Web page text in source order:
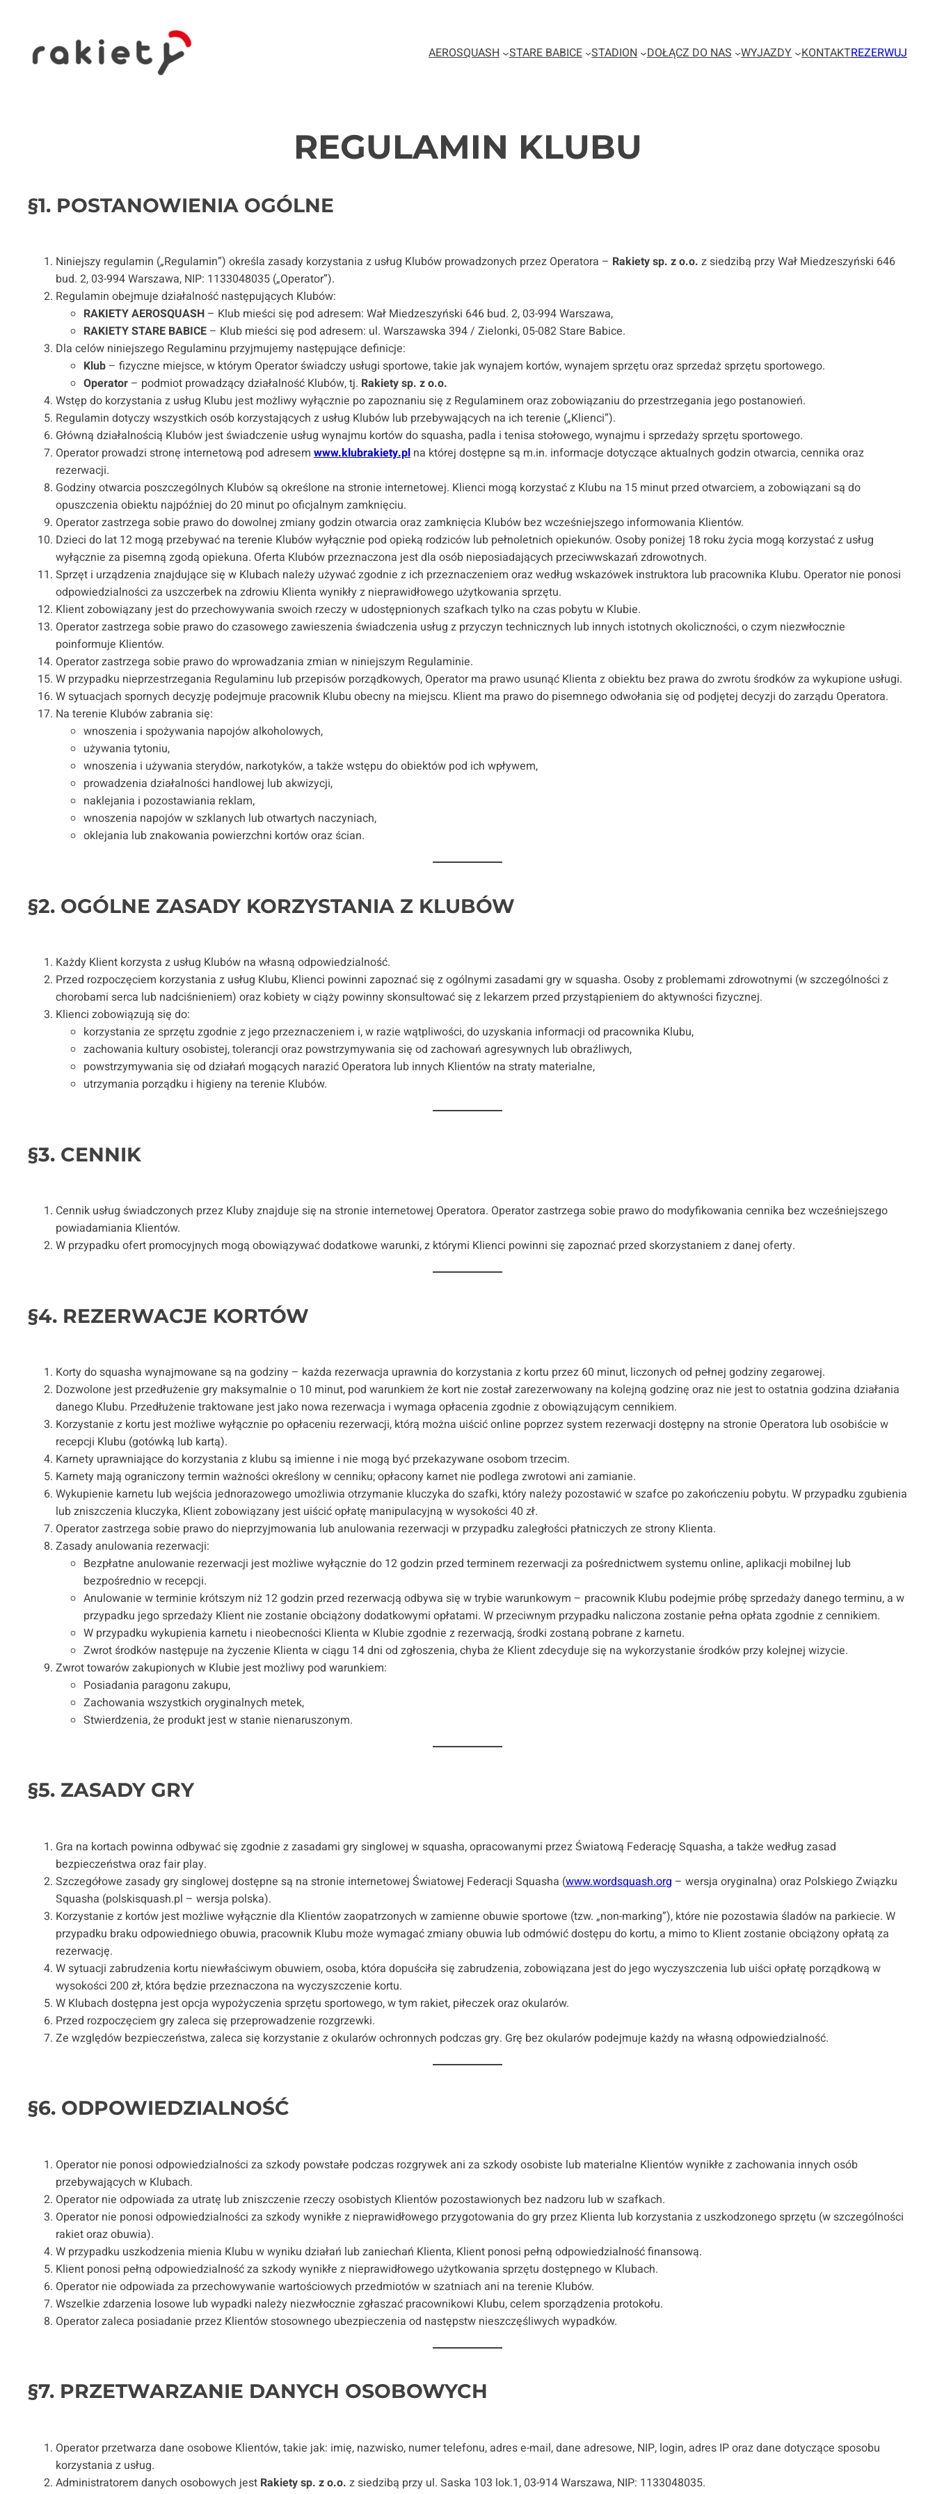
AEROSQUASH STARE BABICE STADION DOŁĄCZ DO NAS WYJAZDY KONTAKTREZERWUJ
REGULAMIN KLUBU
§1. POSTANOWIENIA OGÓLNE
Niniejszy regulamin („Regulamin”) określa zasady korzystania z usług Klubów prowadzonych przez Operatora – Rakiety sp. z o.o. z siedzibą przy Wał Miedzeszyński 646
bud. 2, 03-994 Warszawa, NIP: 1133048035 („Operator”).
Regulamin obejmuje działalność następujących Klubów:
RAKIETY AEROSQUASH – Klub mieści się pod adresem: Wał Miedzeszyński 646 bud. 2, 03-994 Warszawa,
RAKIETY STARE BABICE – Klub mieści się pod adresem: ul. Warszawska 394 / Zielonki, 05-082 Stare Babice.
Dla celów niniejszego Regulaminu przyjmujemy następujące definicje:
Klub – fizyczne miejsce, w którym Operator świadczy usługi sportowe, takie jak wynajem kortów, wynajem sprzętu oraz sprzedaż sprzętu sportowego.
Operator – podmiot prowadzący działalność Klubów, tj. Rakiety sp. z o.o.
Wstęp do korzystania z usług Klubu jest możliwy wyłącznie po zapoznaniu się z Regulaminem oraz zobowiązaniu do przestrzegania jego postanowień.
Regulamin dotyczy wszystkich osób korzystających z usług Klubów lub przebywających na ich terenie („Klienci”).
Główną działalnością Klubów jest świadczenie usług wynajmu kortów do squasha, padla i tenisa stołowego, wynajmu i sprzedaży sprzętu sportowego.
Operator prowadzi stronę internetową pod adresem www.klubrakiety.pl na której dostępne są m.in. informacje dotyczące aktualnych godzin otwarcia, cennika oraz
rezerwacji.
Godziny otwarcia poszczególnych Klubów są określone na stronie internetowej. Klienci mogą korzystać z Klubu na 15 minut przed otwarciem, a zobowiązani są do
opuszczenia obiektu najpóźniej do 20 minut po oficjalnym zamknięciu.
Operator zastrzega sobie prawo do dowolnej zmiany godzin otwarcia oraz zamknięcia Klubów bez wcześniejszego informowania Klientów.
Dzieci do lat 12 mogą przebywać na terenie Klubów wyłącznie pod opieką rodziców lub pełnoletnich opiekunów. Osoby poniżej 18 roku życia mogą korzystać z usług
wyłącznie za pisemną zgodą opiekuna. Oferta Klubów przeznaczona jest dla osób nieposiadających przeciwwskazań zdrowotnych.
Sprzęt i urządzenia znajdujące się w Klubach należy używać zgodnie z ich przeznaczeniem oraz według wskazówek instruktora lub pracownika Klubu. Operator nie ponosi
odpowiedzialności za uszczerbek na zdrowiu Klienta wynikły z nieprawidłowego użytkowania sprzętu.
Klient zobowiązany jest do przechowywania swoich rzeczy w udostępnionych szafkach tylko na czas pobytu w Klubie.
Operator zastrzega sobie prawo do czasowego zawieszenia świadczenia usług z przyczyn technicznych lub innych istotnych okoliczności, o czym niezwłocznie
poinformuje Klientów.
Operator zastrzega sobie prawo do wprowadzania zmian w niniejszym Regulaminie.
W przypadku nieprzestrzegania Regulaminu lub przepisów porządkowych, Operator ma prawo usunąć Klienta z obiektu bez prawa do zwrotu środków za wykupione usługi.
W sytuacjach spornych decyzję podejmuje pracownik Klubu obecny na miejscu. Klient ma prawo do pisemnego odwołania się od podjętej decyzji do zarządu Operatora.
Na terenie Klubów zabrania się:
wnoszenia i spożywania napojów alkoholowych,
używania tytoniu,
wnoszenia i używania sterydów, narkotyków, a także wstępu do obiektów pod ich wpływem,
prowadzenia działalności handlowej lub akwizycji,
naklejania i pozostawiania reklam,
wnoszenia napojów w szklanych lub otwartych naczyniach,
oklejania lub znakowania powierzchni kortów oraz ścian.
§2. OGÓLNE ZASADY KORZYSTANIA Z KLUBÓW
Każdy Klient korzysta z usług Klubów na własną odpowiedzialność.
Przed rozpoczęciem korzystania z usług Klubu, Klienci powinni zapoznać się z ogólnymi zasadami gry w squasha. Osoby z problemami zdrowotnymi (w szczególności z
chorobami serca lub nadciśnieniem) oraz kobiety w ciąży powinny skonsultować się z lekarzem przed przystąpieniem do aktywności fizycznej.
Klienci zobowiązują się do:
korzystania ze sprzętu zgodnie z jego przeznaczeniem i, w razie wątpliwości, do uzyskania informacji od pracownika Klubu,
zachowania kultury osobistej, tolerancji oraz powstrzymywania się od zachowań agresywnych lub obraźliwych,
powstrzymywania się od działań mogących narazić Operatora lub innych Klientów na straty materialne,
utrzymania porządku i higieny na terenie Klubów.
§3. CENNIK
Cennik usług świadczonych przez Kluby znajduje się na stronie internetowej Operatora. Operator zastrzega sobie prawo do modyfikowania cennika bez wcześniejszego
powiadamiania Klientów.
W przypadku ofert promocyjnych mogą obowiązywać dodatkowe warunki, z którymi Klienci powinni się zapoznać przed skorzystaniem z danej oferty.
§4. REZERWACJE KORTÓW
Korty do squasha wynajmowane są na godziny – każda rezerwacja uprawnia do korzystania z kortu przez 60 minut, liczonych od pełnej godziny zegarowej.
Dozwolone jest przedłużenie gry maksymalnie o 10 minut, pod warunkiem że kort nie został zarezerwowany na kolejną godzinę oraz nie jest to ostatnia godzina działania
danego Klubu. Przedłużenie traktowane jest jako nowa rezerwacja i wymaga opłacenia zgodnie z obowiązującym cennikiem.
Korzystanie z kortu jest możliwe wyłącznie po opłaceniu rezerwacji, którą można uiścić online poprzez system rezerwacji dostępny na stronie Operatora lub osobiście w
recepcji Klubu (gotówką lub kartą).
Karnety uprawniające do korzystania z klubu są imienne i nie mogą być przekazywane osobom trzecim.
Karnety mają ograniczony termin ważności określony w cenniku; opłacony karnet nie podlega zwrotowi ani zamianie.
Wykupienie karnetu lub wejścia jednorazowego umożliwia otrzymanie kluczyka do szafki, który należy pozostawić w szafce po zakończeniu pobytu. W przypadku zgubienia
lub zniszczenia kluczyka, Klient zobowiązany jest uiścić opłatę manipulacyjną w wysokości 40 zł.
Operator zastrzega sobie prawo do nieprzyjmowania lub anulowania rezerwacji w przypadku zaległości płatniczych ze strony Klienta.
Zasady anulowania rezerwacji:
Bezpłatne anulowanie rezerwacji jest możliwe wyłącznie do 12 godzin przed terminem rezerwacji za pośrednictwem systemu online, aplikacji mobilnej lub
bezpośrednio w recepcji.
Anulowanie w terminie krótszym niż 12 godzin przed rezerwacją odbywa się w trybie warunkowym – pracownik Klubu podejmie próbę sprzedaży danego terminu, a w
przypadku jego sprzedaży Klient nie zostanie obciążony dodatkowymi opłatami. W przeciwnym przypadku naliczona zostanie pełna opłata zgodnie z cennikiem.
W przypadku wykupienia karnetu i nieobecności Klienta w Klubie zgodnie z rezerwacją, środki zostaną pobrane z karnetu.
Zwrot środków następuje na życzenie Klienta w ciągu 14 dni od zgłoszenia, chyba że Klient zdecyduje się na wykorzystanie środków przy kolejnej wizycie.
Zwrot towarów zakupionych w Klubie jest możliwy pod warunkiem:
Posiadania paragonu zakupu,
Zachowania wszystkich oryginalnych metek,
Stwierdzenia, że produkt jest w stanie nienaruszonym.
§5. ZASADY GRY
Gra na kortach powinna odbywać się zgodnie z zasadami gry singlowej w squasha, opracowanymi przez Światową Federację Squasha, a także według zasad
bezpieczeństwa oraz fair play.
Szczegółowe zasady gry singlowej dostępne są na stronie internetowej Światowej Federacji Squasha (www.wordsquash.org – wersja oryginalna) oraz Polskiego Związku
Squasha (polskisquash.pl – wersja polska).
Korzystanie z kortów jest możliwe wyłącznie dla Klientów zaopatrzonych w zamienne obuwie sportowe (tzw. „non-marking”), które nie pozostawia śladów na parkiecie. W
przypadku braku odpowiedniego obuwia, pracownik Klubu może wymagać zmiany obuwia lub odmówić dostępu do kortu, a mimo to Klient zostanie obciążony opłatą za
rezerwację.
W sytuacji zabrudzenia kortu niewłaściwym obuwiem, osoba, która dopuściła się zabrudzenia, zobowiązana jest do jego wyczyszczenia lub uiści opłatę porządkową w
wysokości 200 zł, która będzie przeznaczona na wyczyszczenie kortu.
W Klubach dostępna jest opcja wypożyczenia sprzętu sportowego, w tym rakiet, piłeczek oraz okularów.
Przed rozpoczęciem gry zaleca się przeprowadzenie rozgrzewki.
Ze względów bezpieczeństwa, zaleca się korzystanie z okularów ochronnych podczas gry. Grę bez okularów podejmuje każdy na własną odpowiedzialność.
§6. ODPOWIEDZIALNOŚĆ
Operator nie ponosi odpowiedzialności za szkody powstałe podczas rozgrywek ani za szkody osobiste lub materialne Klientów wynikłe z zachowania innych osób
przebywających w Klubach.
Operator nie odpowiada za utratę lub zniszczenie rzeczy osobistych Klientów pozostawionych bez nadzoru lub w szafkach.
Operator nie ponosi odpowiedzialności za szkody wynikłe z nieprawidłowego przygotowania do gry przez Klienta lub korzystania z uszkodzonego sprzętu (w szczególności
rakiet oraz obuwia).
W przypadku uszkodzenia mienia Klubu w wyniku działań lub zaniechań Klienta, Klient ponosi pełną odpowiedzialność finansową.
Klient ponosi pełną odpowiedzialność za szkody wynikłe z nieprawidłowego użytkowania sprzętu dostępnego w Klubach.
Operator nie odpowiada za przechowywanie wartościowych przedmiotów w szatniach ani na terenie Klubów.
Wszelkie zdarzenia losowe lub wypadki należy niezwłocznie zgłaszać pracownikowi Klubu, celem sporządzenia protokołu.
Operator zaleca posiadanie przez Klientów stosownego ubezpieczenia od następstw nieszczęśliwych wypadków.
§7. PRZETWARZANIE DANYCH OSOBOWYCH
Operator przetwarza dane osobowe Klientów, takie jak: imię, nazwisko, numer telefonu, adres e-mail, dane adresowe, NIP, login, adres IP oraz dane dotyczące sposobu
korzystania z usług.
Administratorem danych osobowych jest Rakiety sp. z o.o. z siedzibą przy ul. Saska 103 lok.1, 03-914 Warszawa, NIP: 1133048035.